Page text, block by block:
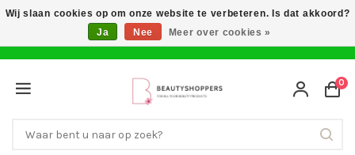
0
Wij slaan cookies op om onze website te verbeteren. Is dat akkoord?
Ja
Nee Meer over cookies »